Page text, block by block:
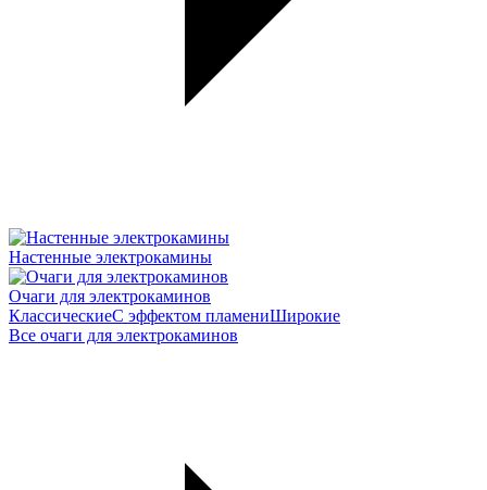
Настенные электрокамины
Очаги для электрокаминов
КлассическиеС эффектом пламениШирокие
Все очаги для электрокаминов